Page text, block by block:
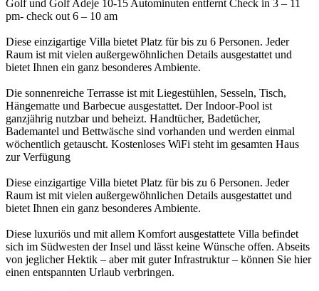
Golf und Golf Adeje 10-15 Autominuten entfernt Check in 3 – 11
pm- check out 6 – 10 am
Diese einzigartige Villa bietet Platz für bis zu 6 Personen. Jeder
Raum ist mit vielen außergewöhnlichen Details ausgestattet und
bietet Ihnen ein ganz besonderes Ambiente.
Die sonnenreiche Terrasse ist mit Liegestühlen, Sesseln, Tisch,
Hängematte und Barbecue ausgestattet. Der Indoor-Pool ist
ganzjährig nutzbar und beheizt. Handtücher, Badetücher,
Bademantel und Bettwäsche sind vorhanden und werden einmal
wöchentlich getauscht. Kostenloses WiFi steht im gesamten Haus
zur Verfügung
Diese einzigartige Villa bietet Platz für bis zu 6 Personen. Jeder
Raum ist mit vielen außergewöhnlichen Details ausgestattet und
bietet Ihnen ein ganz besonderes Ambiente.
Diese luxuriös und mit allem Komfort ausgestattete Villa befindet
sich im Südwesten der Insel und lässt keine Wünsche offen. Abseits
von jeglicher Hektik – aber mit guter Infrastruktur – können Sie hier
einen entspannten Urlaub verbringen.